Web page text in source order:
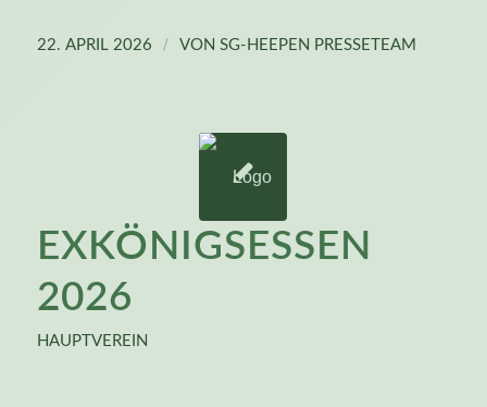
22. APRIL 2026 / VON SG-HEEPEN PRESSETEAM
EXKÖNIGSESSEN
2026
HAUPTVEREIN